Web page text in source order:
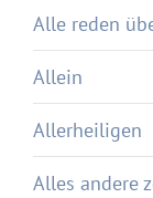
Alle reden
Allein
Allerheiligen
Alles andere